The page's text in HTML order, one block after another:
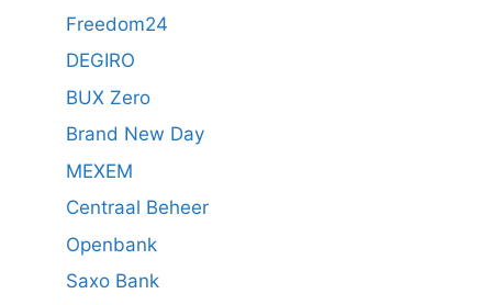
Freedom24
DEGIRO
BUX Zero
Brand New Day
MEXEM
Centraal Beheer
Openbank
Saxo Bank